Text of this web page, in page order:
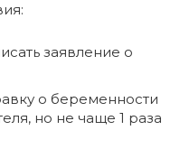
заявление о
о беременности
но не чаще 1 раза